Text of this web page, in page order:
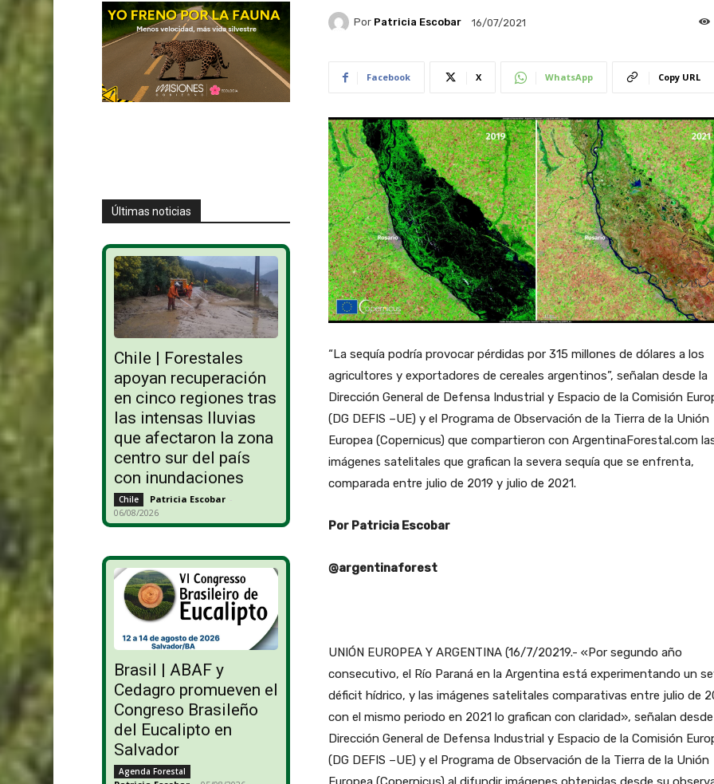
Últimas noticias
Chile | Forestales
apoyan recuperación
en cinco regiones tras
las intensas lluvias
que afectaron la zona
centro sur del país
con inundaciones
Chile Patricia Escobar -
06/08/2026
Brasil | ABAF y
Cedagro promueven el
Congreso Brasileño
del Eucalipto en
Salvador
Agenda Forestal
Por Patricia Escobar 16/07/2021
Facebook X WhatsApp Copy URL
“La sequía podría provocar pérdidas por 315 millones de dólares a los
agricultores y exportadores de cereales argentinos”, señalan desde la
Dirección General de Defensa Industrial y Espacio de la Comisión
(DG DEFIS –UE) y el Programa de Observación de la Tierra de la Unión
Europea (Copernicus) que compartieron con ArgentinaForestal.com
imágenes satelitales que grafican la severa sequía que se enfrenta,
comparada entre julio de 2019 y julio de 2021.
Por Patricia Escobar
@argentinaforest
UNIÓN EUROPEA Y ARGENTINA (16/7/20219.- «Por segundo año
consecutivo, el Río Paraná en la Argentina está experimentando un
déficit hídrico, y las imágenes satelitales comparativas entre julio de
con el mismo periodo en 2021 lo grafican con claridad», señalan
Dirección General de Defensa Industrial y Espacio de la Comisión
(DG DEFIS –UE) y el Programa de Observación de la Tierra de la Unión